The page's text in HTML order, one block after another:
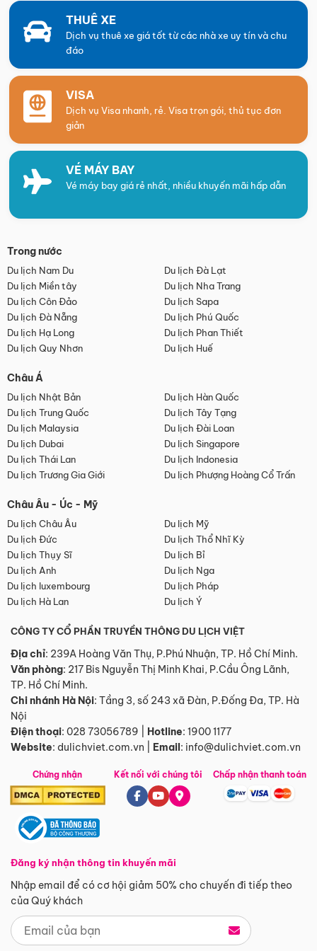
THUÊ XE
Dịch vụ thuê xe giá tốt từ các nhà xe uy tín và chu
đáo
VISA
Dịch vụ Visa nhanh, rẻ. Visa trọn gói, thủ tục đơn
giản
VÉ MÁY BAY
Vé máy bay giá rẻ nhất, nhiều khuyến mãi hấp dẫn
Trong nước
Du lịch Nam Du
Du lịch Đà Lạt
Du lịch Miền tây
Du lịch Nha Trang
Du lịch Côn Đảo
Du lịch Sapa
Du lịch Đà Nẵng
Du lịch Phú Quốc
Du lịch Hạ Long
Du lịch Phan Thiết
Du lịch Quy Nhơn
Du lịch Huế
Châu Á
Du lịch Nhật Bản
Du lịch Hàn Quốc
Du lịch Trung Quốc
Du lịch Tây Tạng
Du lịch Malaysia
Du lịch Đài Loan
Du lịch Dubai
Du lịch Singapore
Du lịch Thái Lan
Du lịch Indonesia
Du lịch Trương Gia Giới
Du lịch Phượng Hoàng Cổ Trấn
Châu Âu - Úc - Mỹ
Du lịch Châu Âu
Du lịch Mỹ
Du lịch Đức
Du lịch Thổ Nhĩ Kỳ
Du lịch Thụy Sĩ
Du lịch Bỉ
Du lịch Anh
Du lịch Nga
Du lịch luxembourg
Du lịch Pháp
Du lịch Hà Lan
Du lịch Ý
CÔNG TY CỔ PHẦN TRUYỀN THÔNG DU LỊCH VIỆT
Địa chỉ: 239A Hoàng Văn Thụ, P.Phú Nhuận, TP. Hồ Chí Minh.
Văn phòng: 217 Bis Nguyễn Thị Minh Khai, P.Cầu Ông Lãnh,
TP. Hồ Chí Minh.
Chi nhánh Hà Nội: Tầng 3, số 243 xã Đàn, P.Đống Đa, TP. Hà
Nội
Điện thoại: 028 73056789 Hotline: 1900 1177
Website: dulichviet.com.vn Email: info@dulichviet.com.vn
Chứng nhận
Đăng ký nhận thông tin khuyến mãi
Nhập email để có cơ hội giảm 50% cho chuyến đi tiếp theo
của Quý khách
Kết nối với chúng tôi Chấp nhận thanh toán